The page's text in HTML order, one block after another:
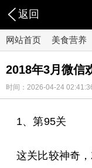
返回
网站首页 美食营养
2018年3月微信
时间：2026-04-24
1、第95关
这关比较神奇